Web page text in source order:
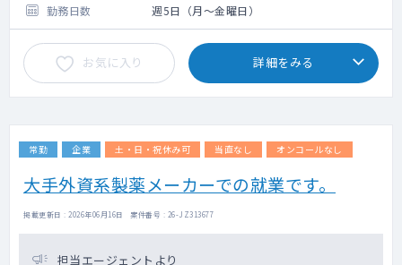
前準備、上市後の製品価値の最大化に向け疾
患・製品啓発のための活動をおこなう。
主な仕事内容として、
・外部顧客（Key External Expert, KEE）との
関係構築
・最新の医学・医科学情報をもとにKEEとデ
と分析
疾患・病態・製品価値に関する説明
量適応外を含む）の質問に対し、科学的中立
ブな情報提供
勤務日数 週5日（月～金曜日）
お気に入り 詳細をみる
常勤 企業 土・日・祝休み可 当直なし オンコールなし
大手外資系製薬メーカーでの就業です。
掲載更新日 : 2026年06月16日 案件番号 : 26-JZ313677
担当エージェントより